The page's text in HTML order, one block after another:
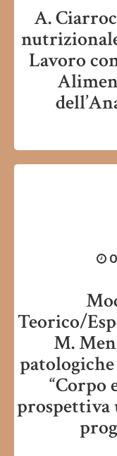
A.
Lavoro
Teorico/
M.
“Corpo
prospettiva